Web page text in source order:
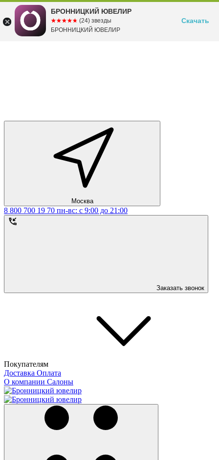
Москва
8 800 700 19 70 пн-вс: с 9:00 до 21:00
Заказать звонок
Покупателям
Доставка Оплата
О компании Салоны
БРОННИЦКИЙ ЮВЕЛИР
☆☆☆☆☆
★★★★★ (24) звезды
БРОННИЦКИЙ ЮВЕЛИР
Скачать